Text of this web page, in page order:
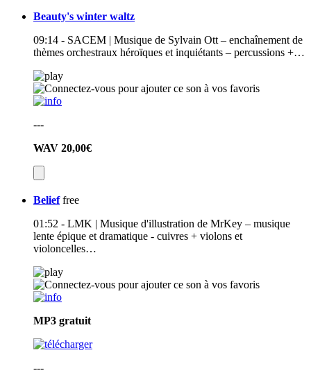
Beauty's winter waltz
09:14 - SACEM | Musique de Sylvain Ott – enchaînement de
thèmes orchestraux héroïques et inquiétants – percussions +…
---
WAV 20,00€
Belief free
01:52 - LMK | Musique d'illustration de MrKey – musique
lente épique et dramatique - cuivres + violons et
violoncelles…
MP3 gratuit
---